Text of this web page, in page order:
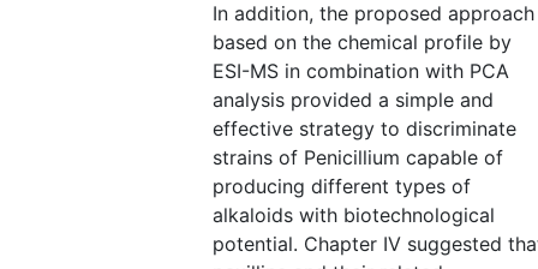
In addition, the proposed approach
based on the chemical profile by
ESI-MS in combination with PCA
analysis provided a simple and
effective strategy to discriminate
strains of Penicillium capable of
producing different types of
alkaloids with biotechnological
potential. Chapter IV suggested